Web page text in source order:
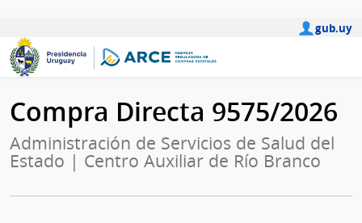
gub.uy
Compra Directa 9575/2026
Administración de Servicios de Salud del
Estado | Centro Auxiliar de Río Branco